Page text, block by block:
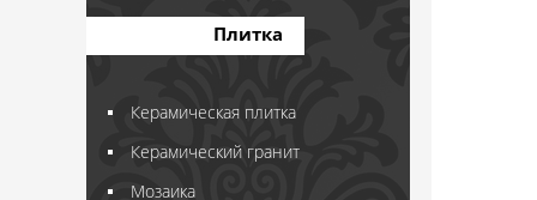
Плитка
Керамическая плитка
Керамический гранит
Мозаика